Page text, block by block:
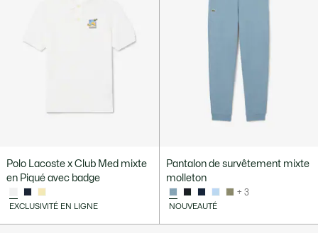
Polo Lacoste x Club Med mixte
en Piqué avec badge
EXCLUSIVITÉ EN LIGNE
Pantalon de survêtement mixte
molleton
+ 3
NOUVEAUTÉ